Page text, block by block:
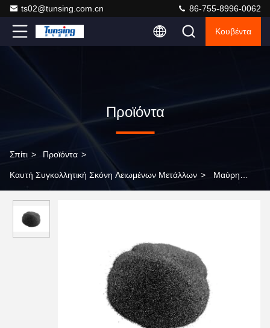
ts02@tunsing.com.cn 86-755-8996-0062
Κουβέντα
Προϊόντα
Σπίτι > Προϊόντα >
Καυτή Συγκολλητική Σκόνη Λειωμένων Μετάλλων > Μαύρη
εκτύπωση μεταφοράς